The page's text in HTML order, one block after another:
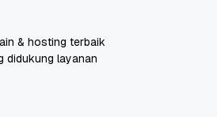
& hosting terbaik
didukung layanan